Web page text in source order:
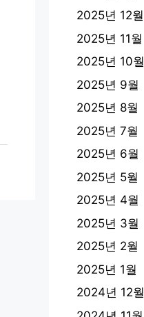
2025년 12월
2025년 11월
2025년 10월
2025년 9월
2025년 8월
2025년 7월
2025년 6월
2025년 5월
2025년 4월
2025년 3월
2025년 2월
2025년 1월
2024년 12월